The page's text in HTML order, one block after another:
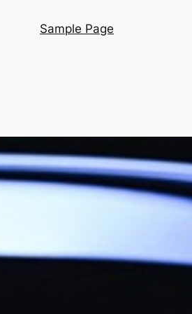
Sample Page